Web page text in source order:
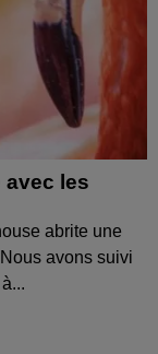
avec les
abrite une
avons suivi